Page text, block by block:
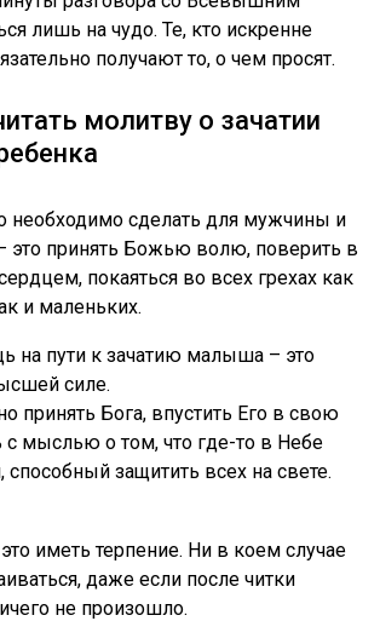
лишь на чудо. Те, кто искренне
получают то, о чем просят.
молитву о зачатии
необходимо сделать для мужчины и
принять Божью волю, поверить в
покаяться во всех грехах как
и маленьких.
на пути к зачатию малыша – это
силе.
принять Бога, впустить Его в свою
мыслью о том, что где-то в Небе
способный защитить всех на свете.
иметь терпение. Ни в коем случае
даже если после читки
не произошло.